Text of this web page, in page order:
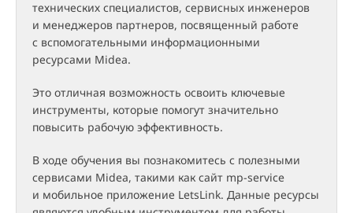
технических специалистов, сервисных инженеров
и менеджеров партнеров, посвященный работе
с вспомогательными информационными
ресурсами Midea.
Это отличная возможность освоить ключевые
инструменты, которые помогут значительно
повысить рабочую эффективность.
В ходе обучения вы познакомитесь с полезными
сервисами Midea, такими как сайт mp-service
и мобильное приложение LetsLink. Данные ресурсы